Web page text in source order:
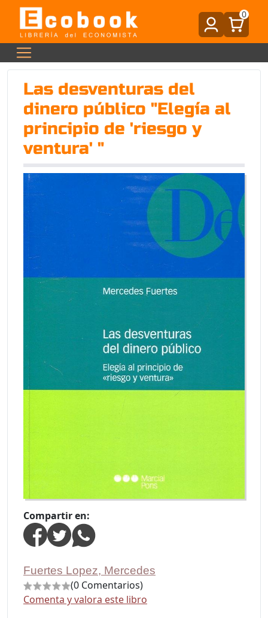
0
Las desventuras del
dinero público "Elegía al
principio de 'riesgo y
ventura' "
Compartir en:
Fuertes Lopez, Mercedes
(0 Comentarios)
Comenta y valora este libro